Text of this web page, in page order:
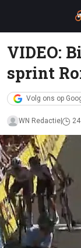
VIDEO:
sprint
Volg ons op
WN Redactie